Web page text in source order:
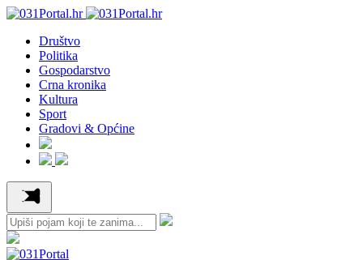
Društvo
Politika
Gospodarstvo
Crna kronika
Kultura
Sport
Gradovi & Općine